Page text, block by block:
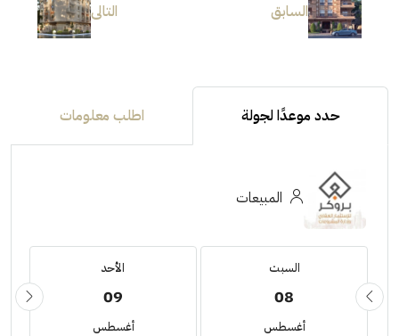
السابق التالى
حدد موعدًا لجولة اطلب معلومات
المبيعات
السبت
08
أغسطس
الأحد
09
أغسطس